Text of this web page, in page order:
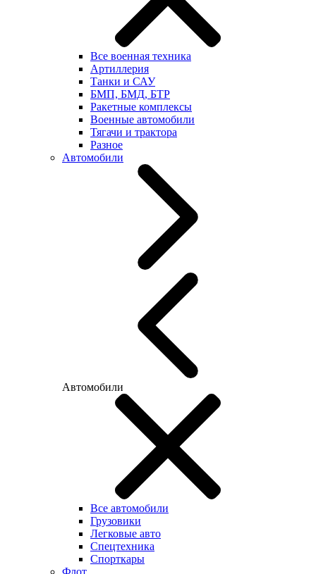
Все военная техника
Артиллерия
Танки и САУ
БМП, БМД, БТР
Ракетные комплексы
Военные автомобили
Тягачи и трактора
Разное
Автомобили
Автомобили
Все автомобили
Грузовики
Легковые авто
Спецтехника
Спорткары
Флот